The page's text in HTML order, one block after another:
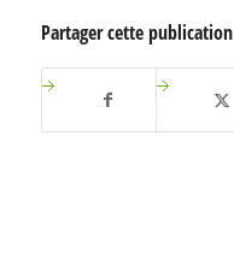
Partager cette publication